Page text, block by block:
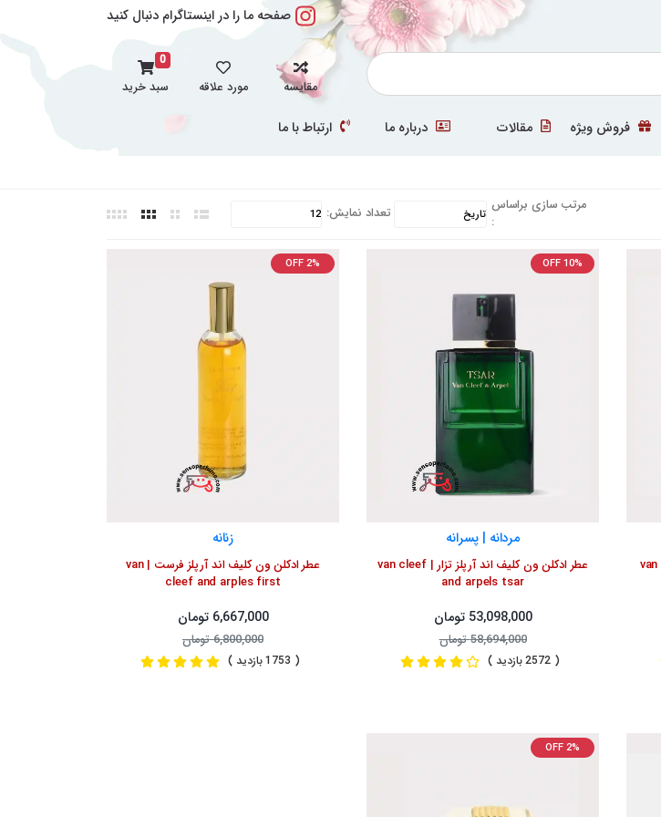
صفحه ما را در اینستاگرام دنبال کنید
مقایسه مورد علاقه
0
سبد خرید
فروش ویژه مقالات درباره ما ارتباط با ما
مرتب سازی براساس
:
تعداد نمایش:
عطر ادکلن ون کلیف اند آرپلز پرشز عود | van
OFF 10%
مردانه | پسرانه
عطر ادکلن ون کلیف اند آرپلز تزار | van cleef
and arpels tsar
53,098,000 تومان
58,694,000 تومان
( 2572 بازدید )
OFF 2%
زنانه
عطر ادکلن ون کلیف اند آرپلز فرست | van
cleef and arples first
6,667,000 تومان
6,800,000 تومان
( 1753 بازدید )
OFF 2%